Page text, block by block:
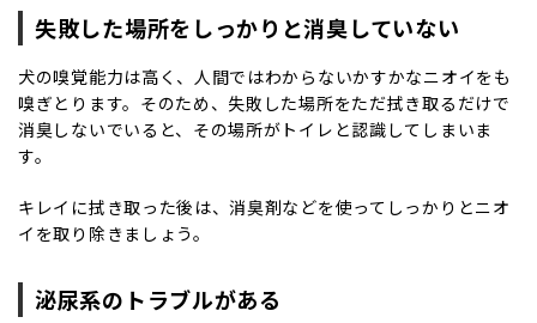
失敗した場所をしっかりと消臭していない
犬の嗅覚能力は高く、人間ではわからないかすかなニオイをも
嗅ぎとります。そのため、失敗した場所をただ拭き取るだけで
消臭しないでいると、その場所がトイレと認識してしまいま
す。
キレイに拭き取った後は、消臭剤などを使ってしっかりとニオ
イを取り除きましょう。
泌尿系のトラブルがある